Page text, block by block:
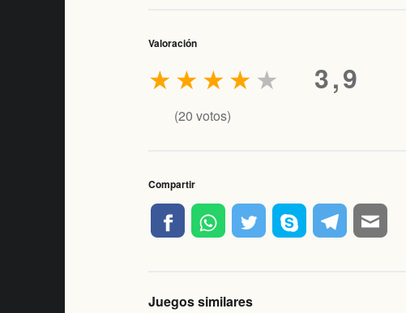
Valoración
3,9
★
★
★
★
★
(20 votos)
Compartir
Juegos similares